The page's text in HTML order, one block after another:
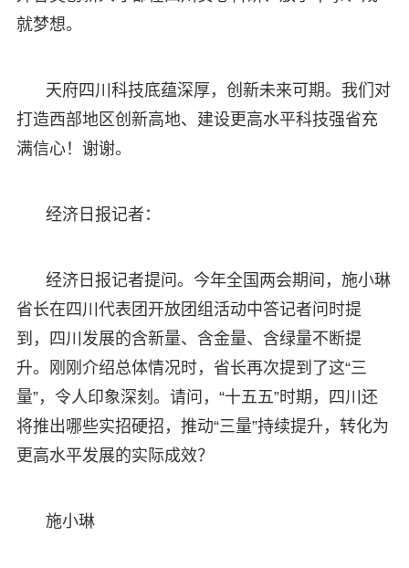
就梦想。
天府四川科技底蕴深厚，创新未来可期。我们对
打造西部地区创新高地、建设更高水平科技强省充
满信心！谢谢。
经济日报记者：
经济日报记者提问。今年全国两会期间，施小琳
省长在四川代表团开放团组活动中答记者问时提
到，四川发展的含新量、含金量、含绿量不断提
升。刚刚介绍总体情况时，省长再次提到了这“三
量”，令人印象深刻。请问，“十五五”时期，四川还
将推出哪些实招硬招，推动“三量”持续提升，转化为
更高水平发展的实际成效？
施小琳